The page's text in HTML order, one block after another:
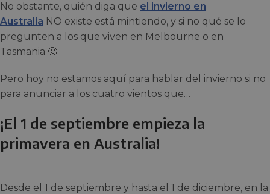
No obstante, quién diga que el invierno en
Australia NO existe está mintiendo, y si no qué se lo
pregunten a los que viven en Melbourne o en
Tasmania 🙂
Pero hoy no estamos aquí para hablar del invierno si no
para anunciar a los cuatro vientos que…
¡El 1 de septiembre empieza la
primavera en Australia!
Desde el 1 de septiembre y hasta el 1 de diciembre, en la